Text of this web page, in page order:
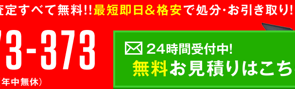
定すべて無料!!最短即日＆格安で処分・お引き取り！
無休）
24時間受付中!
無料お見積りはこ